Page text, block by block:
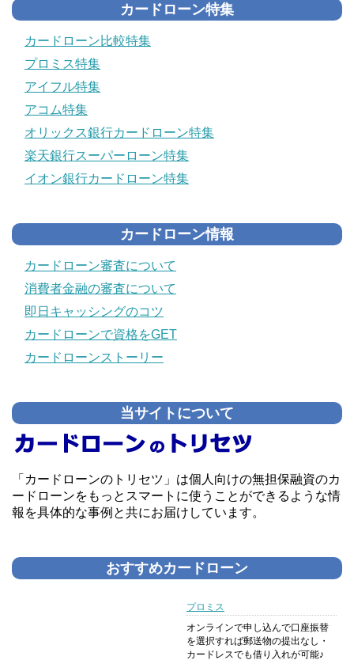
カードローン特集
カードローン比較特集
プロミス特集
アイフル特集
アコム特集
オリックス銀行カードローン特集
楽天銀行スーパーローン特集
イオン銀行カードローン特集
カードローン情報
カードローン審査について
消費者金融の審査について
即日キャッシングのコツ
カードローンで資格をGET
カードローンストーリー
当サイトについて
「カードローンのトリセツ」は個人向けの無担保融資のカ
ードローンをもっとスマートに使うことができるような情
報を具体的な事例と共にお届けしています。
おすすめカードローン
プロミス
オンラインで申し込んで口座振替
を選択すれば郵送物の提出なし・
カードレスでも借り入れが可能♪